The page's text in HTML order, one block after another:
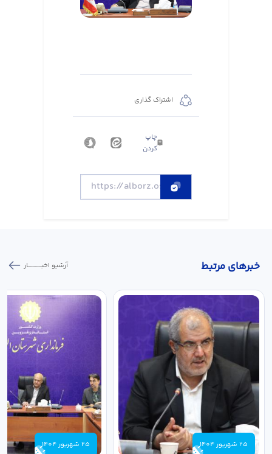
اشتراک گذاری
چاپ
کردن
خبر‌های مرتبط آرشیو اخبـــــــــــار
25 شهریور 1404 25 شهریور 1404